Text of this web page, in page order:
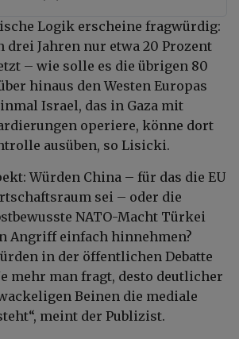
Logik erscheine fragwürdig:
drei Jahren nur etwa 20 Prozent
– wie solle es die übrigen 80
hinaus den Westen Europas
Israel, das in Gaza mit
operiere, könne dort
ausüben, so Lisicki.
Würden China – für das die EU
sei – oder die
NATO-Macht Türkei
Angriff einfach hinnehmen?
in der öffentlichen Debatte
mehr man fragt, desto deutlicher
Beinen die mediale
meint der Publizist.